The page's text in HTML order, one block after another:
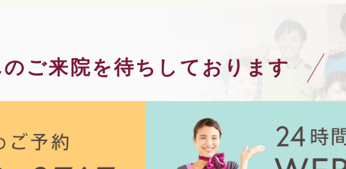
ご来院を待ちしております